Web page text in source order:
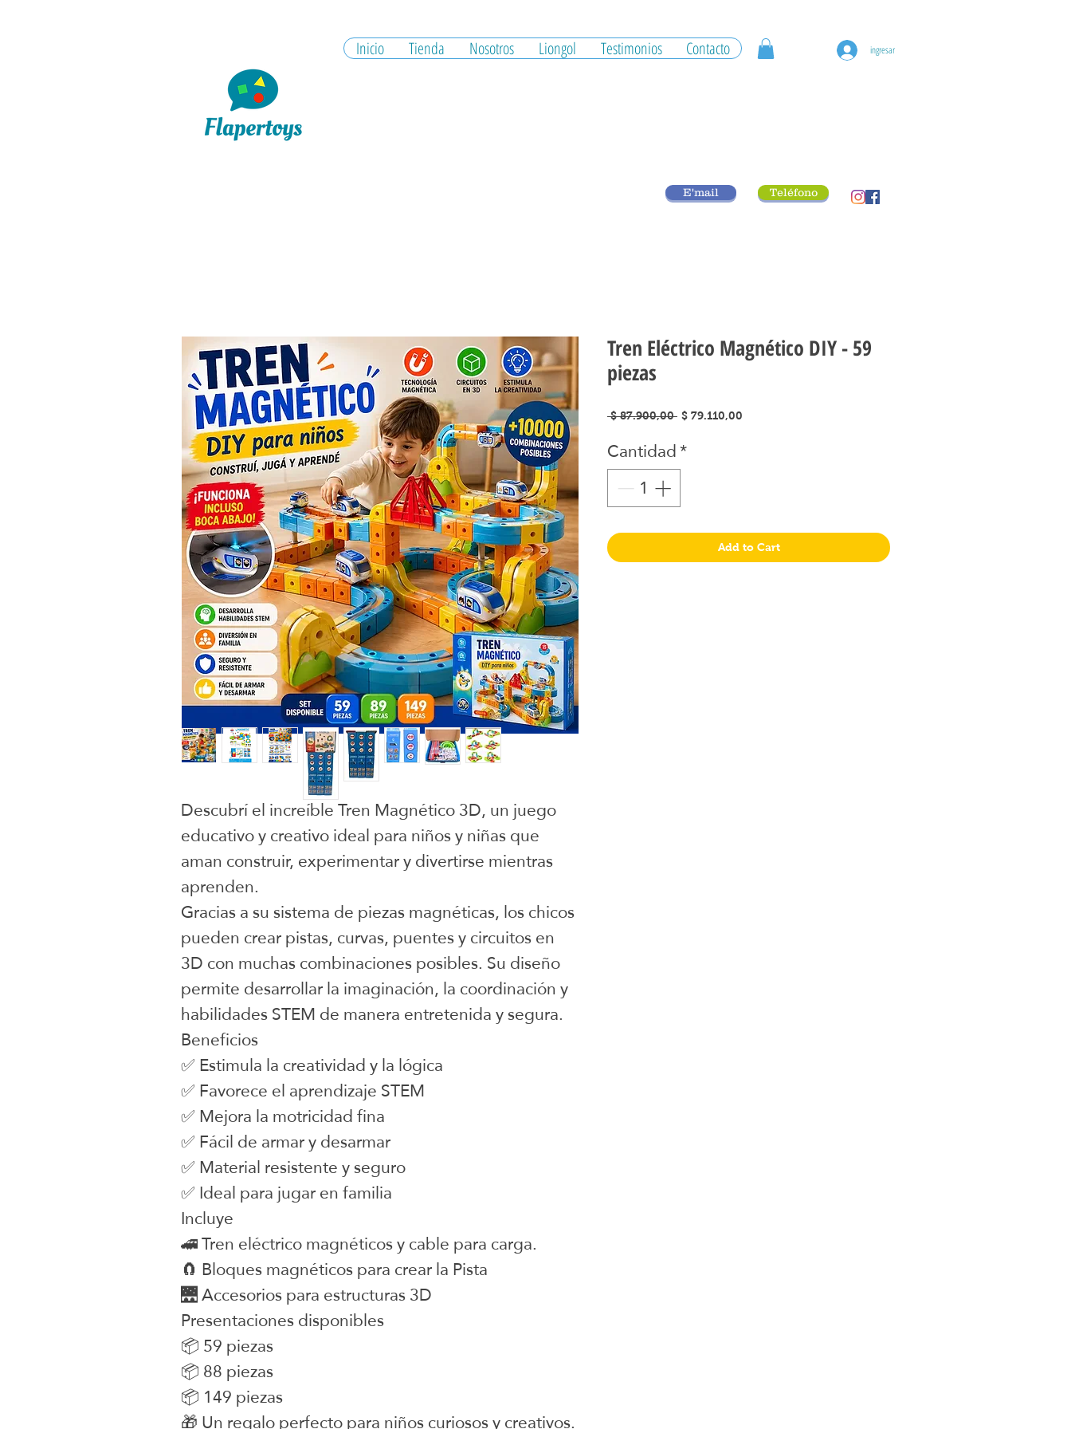
Inicio Tienda Nosotros Liongol Testimonios Contacto ingresar
E'mail Teléfono
Descubrí el increíble Tren Magnético 3D, un juego
educativo y creativo ideal para niños y niñas que
aman construir, experimentar y divertirse mientras
aprenden.
Gracias a su sistema de piezas magnéticas, los chicos
pueden crear pistas, curvas, puentes y circuitos en
3D con muchas combinaciones posibles. Su diseño
permite desarrollar la imaginación, la coordinación y
habilidades STEM de manera entretenida y segura.
Beneficios
✅ Estimula la creatividad y la lógica
✅ Favorece el aprendizaje STEM
✅ Mejora la motricidad fina
✅ Fácil de armar y desarmar
✅ Material resistente y seguro
✅ Ideal para jugar en familia
Incluye
🚄 Tren eléctrico magnéticos y cable para carga.
🧲 Bloques magnéticos para crear la Pista
🌉 Accesorios para estructuras 3D
Presentaciones disponibles
📦 59 piezas
📦 88 piezas
📦 149 piezas
🎁 Un regalo perfecto para niños curiosos y creativos.
Tren Eléctrico Magnético DIY - 59
piezas
$ 87.900,00 Precio
$ 79.110,00
Cantidad*
Add to Cart